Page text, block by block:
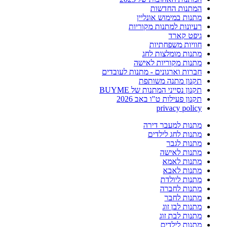
המתנות החדשות
מתנות במימוש אונליין
רעיונות למתנות מקוריות
גיפט קארד
חוויות משפחתיות
מתנות מומלצות לחג
מתנות מקוריות לאישה
חברות וארגונים - מתנות לעובדים
תקנון מתנה משותפת
תקנון נסייני המתנות של BUYME
תקנון פעילות ט"ו באב 2026
privacy policy
מתנות למעבר דירה
מתנות לחג לילדים
מתנות לגבר
מתנות לאישה
מתנות לאמא
מתנות לאבא
מתנות ליולדת
מתנות לחברה
מתנות לחבר
מתנות לבן זוג
מתנות לבת זוג
מתנות לילדים